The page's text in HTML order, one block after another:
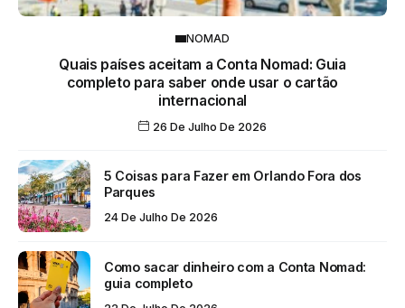
NOMAD
Quais países aceitam a Conta Nomad: Guia
completo para saber onde usar o cartão
internacional
26 De Julho De 2026
5 Coisas para Fazer em Orlando Fora dos
Parques
24 De Julho De 2026
Como sacar dinheiro com a Conta Nomad:
guia completo